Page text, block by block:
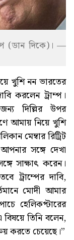
(ডান দিকে)। —
খুশি নন ভারতের
করলেন ট্রাম্প।
দিল্লির উপর
আমায় নিয়ে খুশি
মেম্বার রিট্রিট
সঙ্গে দেখা
সাক্ষাৎ করেন।
ট্রাম্পের দাবি,
মোদী আমার
হেলিকপ্টারের
তিনি বলেন,
করতে চেয়েছে।”